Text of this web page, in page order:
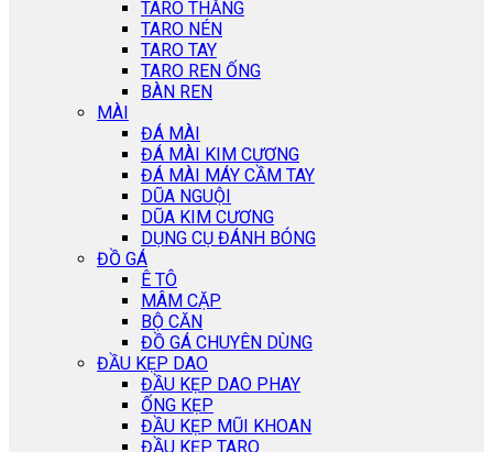
TARO THẲNG
TARO NÉN
TARO TAY
TARO REN ỐNG
BÀN REN
MÀI
ĐÁ MÀI
ĐÁ MÀI KIM CƯƠNG
ĐÁ MÀI MÁY CẦM TAY
DŨA NGUỘI
DŨA KIM CƯƠNG
DỤNG CỤ ĐÁNH BÓNG
ĐỒ GÁ
Ê TÔ
MÂM CẶP
BỘ CĂN
ĐỒ GÁ CHUYÊN DÙNG
ĐẦU KẸP DAO
ĐẦU KẸP DAO PHAY
ỐNG KẸP
ĐẦU KẸP MŨI KHOAN
ĐẦU KẸP TARO